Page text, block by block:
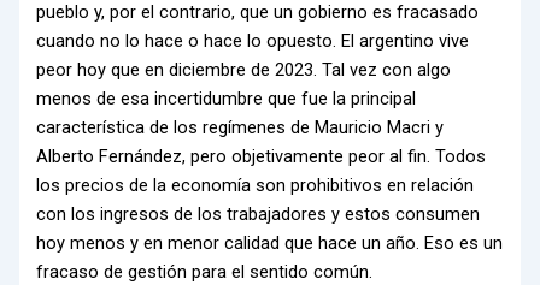
pueblo y, por el contrario, que un gobierno es fracasado
cuando no lo hace o hace lo opuesto. El argentino vive
peor hoy que en diciembre de 2023. Tal vez con algo
menos de esa incertidumbre que fue la principal
característica de los regímenes de Mauricio Macri y
Alberto Fernández, pero objetivamente peor al fin. Todos
los precios de la economía son prohibitivos en relación
con los ingresos de los trabajadores y estos consumen
hoy menos y en menor calidad que hace un año. Eso es un
fracaso de gestión para el sentido común.